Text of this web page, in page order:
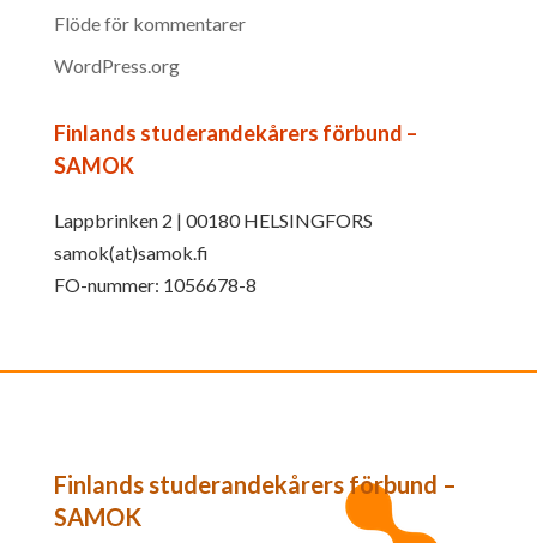
Flöde för kommentarer
WordPress.org
Finlands studerandekårers förbund –
SAMOK
Lappbrinken 2 | 00180 HELSINGFORS
samok(at)samok.fi
FO-nummer: 1056678-8
Finlands studerandekårers förbund –
SAMOK